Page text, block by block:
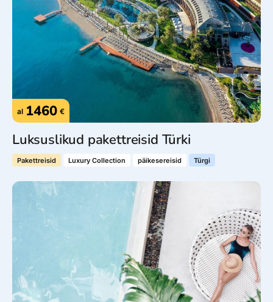
al 1460 €
Luksuslikud pakettreisid Türki
Pakettreisid Luxury Collection päikesereisid Türgi